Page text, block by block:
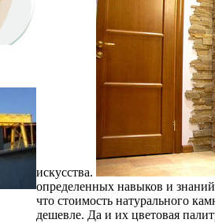
искусства.
определенных навыков и
что стоимость натурального
дешевле. Да и их цветовая